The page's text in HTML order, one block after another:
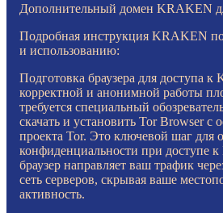
Дополнительный домен KRAKEN
Подробная инструкция KRAKEN
и использованию:
Подготовка браузера для доступа
корректной и анонимной работы
требуется специальный
скачать и установить Tor Browser с
проекта Tor. Это ключевой шаг для
конфиденциальности при доступе
браузер направляет ваш трафик
сеть серверов, скрывая ваше
активность.